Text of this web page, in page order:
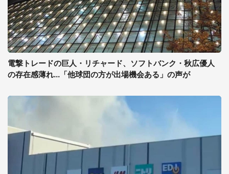
電撃トレードの巨人・リチャード、ソフトバンク・秋広優人
の存在感薄れ...「他球団の方が出場機会ある」の声が